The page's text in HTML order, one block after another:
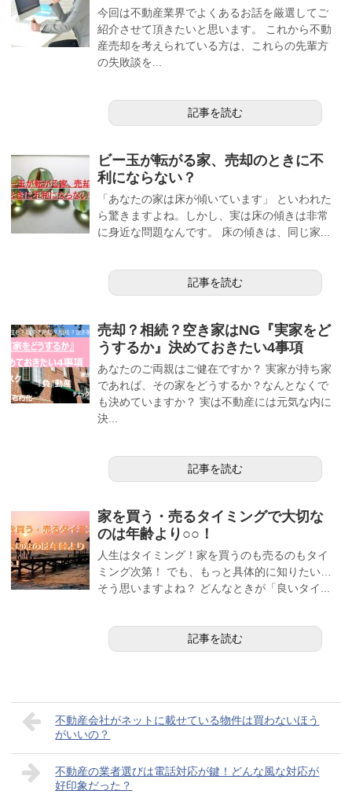
今回は不動産業界でよくあるお話を厳選してご
紹介させて頂きたいと思います。 これから不動
産売却を考えられている方は、これらの先輩方
の失敗談を...
記事を読む
ビー玉が転がる家、売却のときに不
利にならない？
「あなたの家は床が傾いています」 といわれた
ら驚きますよね。しかし、実は床の傾きは非常
に身近な問題なんです。 床の傾きは、同じ家...
記事を読む
売却？相続？空き家はNG『実家をど
うするか』決めておきたい4事項
あなたのご両親はご健在ですか？ 実家が持ち家
であれば、その家をどうするか？なんとなくで
も決めていますか？ 実は不動産には元気な内に
決...
記事を読む
家を買う・売るタイミングで大切な
のは年齢より○○！
人生はタイミング！家を買うのも売るのもタイ
ミング次第！ でも、もっと具体的に知りたい…
そう思いますよね？ どんなときが「良いタイ...
記事を読む
不動産会社がネットに載せている物件は買わないほう
がいいの？
不動産の業者選びは電話対応が鍵！どんな風な対応が
好印象だった？